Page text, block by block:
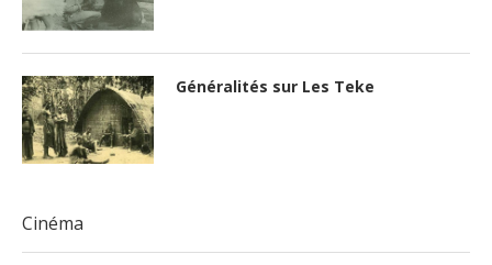
Généralités sur Les Teke
Cinéma